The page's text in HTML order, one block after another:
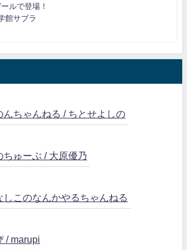
ルで登場！
館サブラ
んちゃんねる / ちとせよしの
ちゅーぶ / 大原優乃
しこのなんかやるちゃんねる
/ marupi